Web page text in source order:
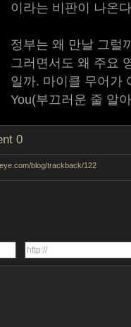
이라는 비판이 나온
정부는 왜 만날 그럴
그러면서도 왜 주요
일까. 마이클 무어가
You(부끄러운 줄 알
0
blog/trackback/122